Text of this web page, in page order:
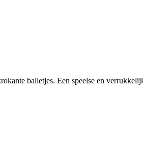
balletjes. Een speelse en